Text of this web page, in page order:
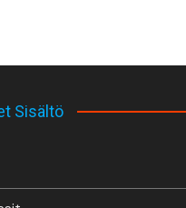
Sisältö